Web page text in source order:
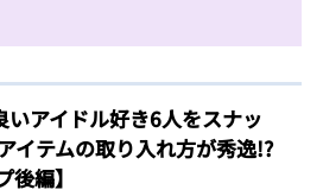
アイドル好き6人をスナッ
イテムの取り入れ方が秀逸!?
後編】